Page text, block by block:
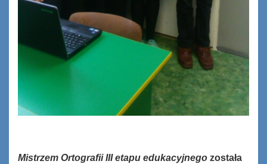
Mistrzem Ortografii III etapu edukacyjnego została